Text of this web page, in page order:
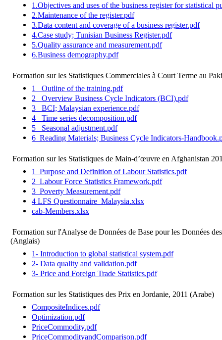
1.Objectives and uses of the business register for statistical
2.Maintenance of the register.pdf
3.Data content and coverage of a business register.pdf
4.Case study; Tunisian Business Register.pdf
5.Quality assurance and measurement.pdf
6.Business demography.pdf
Formation sur les Statistiques Commerciales à Court Terme au
1_ Outline of the training.pdf
2_ Overview Business Cycle Indicators (BCI).pdf
3_ BCI; Malaysian experience.pdf
4_ Time series decomposition.pdf
5_ Seasonal adjustment.pdf
6_Reading Materials; Business Cycle Indicators-
Formation sur les Statistiques de Main-d’œuvre en Afghanistan
1_Purpose and Definition of Labour Statistics.pdf
2_Labour Force Statistics Framework.pdf
3_Poverty Measurement.pdf
4 LFS Questionnaire_Malaysia.xlsx
cab-Members.xlsx
Formation sur l'Analyse de Données de Base pour les Données
(Anglais)
1- Introduction to global statistical system.pdf
2- Data quality and validation.pdf
3- Price and Foreign Trade Statistics.pdf
Formation sur les Statistiques des Prix en Jordanie, 2011 (Arabe)
CompositeIndices.pdf
Optimization.pdf
PriceCommodity.pdf
PriceCommodityandComparison.pdf